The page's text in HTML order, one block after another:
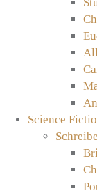
Science